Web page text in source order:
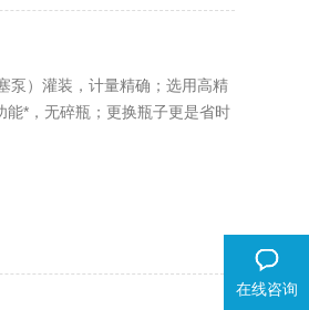
泵）灌装，计量精确；选用高精
*，无碎瓶；更换瓶子更是省时
在线咨询